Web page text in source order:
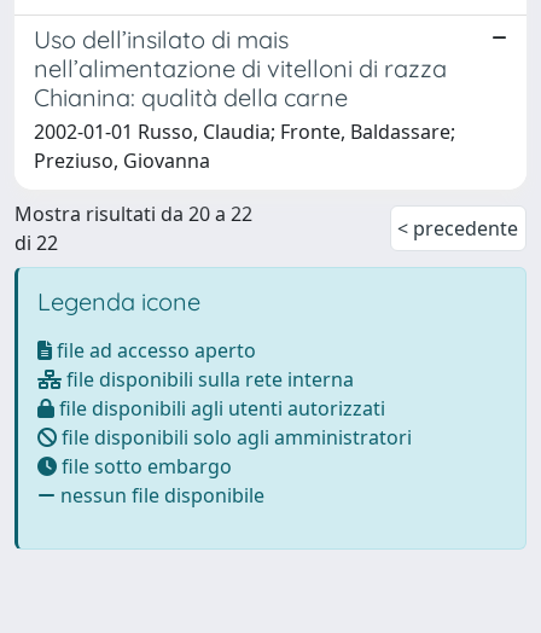
Uso dell’insilato di mais
nell’alimentazione di vitelloni di razza
Chianina: qualità della carne
2002-01-01 Russo, Claudia; Fronte, Baldassare;
Preziuso, Giovanna
Mostra risultati da 20 a 22
di 22
< precedente
Legenda icone
file ad accesso aperto
file disponibili sulla rete interna
file disponibili agli utenti autorizzati
file disponibili solo agli amministratori
file sotto embargo
nessun file disponibile